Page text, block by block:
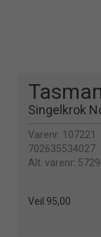
Singelkrok
Varenr: 107221
702635534027
Alt. varenr:
Veil. 95,00